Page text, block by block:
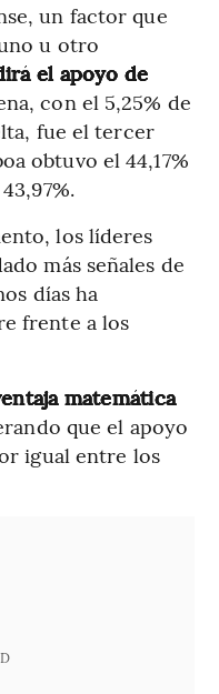
un factor que
u otro
el apoyo de
con el 5,25% de
fue el tercer
obtuvo el 44,17%
los líderes
más señales de
días ha
frente a los
matemática
que el apoyo
igual entre los